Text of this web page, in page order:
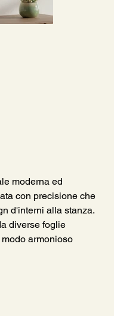
moderna ed
con precisione che
d'interni alla stanza.
diverse foglie
armonioso